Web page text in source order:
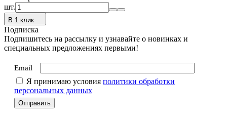
шт.
В 1 клик
Подписка
Подпишитесь на рассылку и узнавайте о новинках и
специальных предложениях первыми!
Email
Я принимаю условия политики обработки
персональных данных